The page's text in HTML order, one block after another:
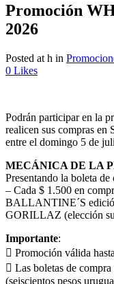
Promoción
2026
Posted at h in
0 Likes
Podrán participar en la
realicen sus compras en
entre el domingo 5 de
MECÁNICA DE LA
Presentando la boleta de
– Cada $ 1.500 en
BALLANTINE´S
GORILLAZ (elección
Importante:
 Promoción válida
 Las boletas de
(seiscientos pesos